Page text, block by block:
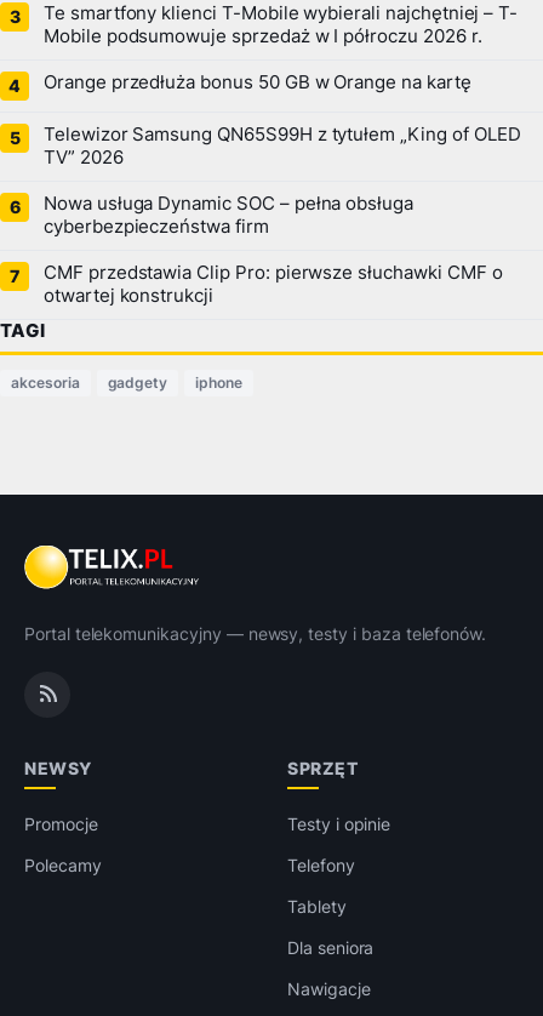
Te smartfony klienci T-Mobile wybierali najchętniej – T-
Mobile podsumowuje sprzedaż w I półroczu 2026 r.
Orange przedłuża bonus 50 GB w Orange na kartę
Telewizor Samsung QN65S99H z tytułem „King of OLED
TV” 2026
Nowa usługa Dynamic SOC – pełna obsługa
cyberbezpieczeństwa firm
CMF przedstawia Clip Pro: pierwsze słuchawki CMF o
otwartej konstrukcji
TAGI
akcesoria gadgety iphone
Portal telekomunikacyjny — newsy, testy i baza telefonów.
NEWSY
Promocje
Polecamy
SPRZĘT
Testy i opinie
Telefony
Tablety
Dla seniora
Nawigacje